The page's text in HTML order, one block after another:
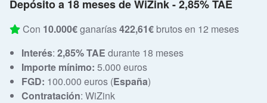
Depósito a 18 meses de WiZink - 2,85% TAE
Con 10.000€ganarías422,61€ brutos en 12 meses
Interés: 2,85% TAE durante 18 meses
Importe mínimo: 5.000 euros
FGD: 100.000 euros (España)
Contratación: WiZink